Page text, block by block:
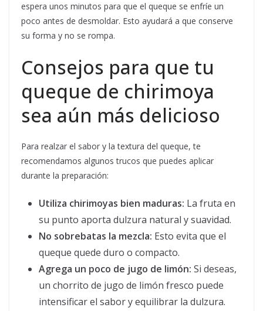
espera unos minutos para que el queque se enfríe un
poco antes de desmoldar. Esto ayudará a que conserve
su forma y no se rompa.
Consejos para que tu
queque de chirimoya
sea aún más delicioso
Para realzar el sabor y la textura del queque, te
recomendamos algunos trucos que puedes aplicar
durante la preparación:
Utiliza chirimoyas bien maduras: La fruta en
su punto aporta dulzura natural y suavidad.
No sobrebatas la mezcla: Esto evita que el
queque quede duro o compacto.
Agrega un poco de jugo de limón: Si deseas,
un chorrito de jugo de limón fresco puede
intensificar el sabor y equilibrar la dulzura.